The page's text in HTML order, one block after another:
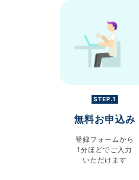
STEP.1
無料お申込み
登録フォームから
1分ほどでご入力
いただけます